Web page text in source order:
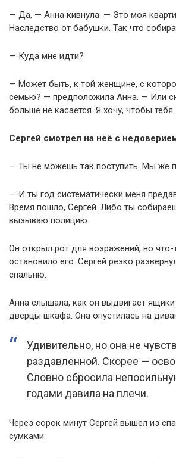
— Да, — Анна кивнула. — Это моя
Наследство от бабушки. Так что
— Куда мне идти?
— Может быть, к той женщине, с
семью? — предположила Анна. — Или
больше не касается. Я хочу, чтобы
Сергей смотрел на неё с
— Ты не можешь так поступить. Мы же
— И ты год систематически меня
Время пошло, Сергей. Либо ты
вызываю полицию.
Он открыл рот для возражений, но что-
остановило его. Сергей резко
спальню.
Анна слышала, как он выдвигает
дверцы шкафа. Она опустилась на
Удивительно, но она не
раздавленной. Скорее —
Словно сбросила
годами давила на плечи.
Через сорок минут Сергей вышел из
сумками.